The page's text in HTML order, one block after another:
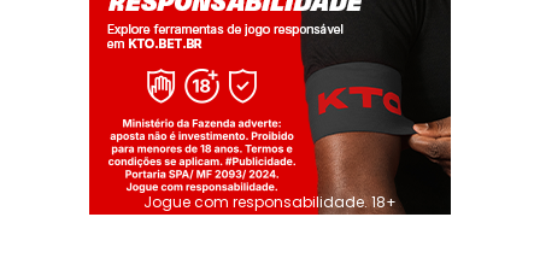
Jogue com responsabilidade. 18+